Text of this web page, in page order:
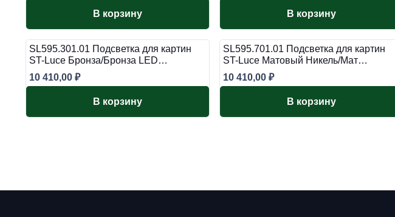
В корзину В корзину
SL595.301.01 Подсветка для картин
ST-Luce Бронза/Бронза LED…
10 410,00 ₽
В корзину
SL595.701.01 Подсветка для картин
ST-Luce Матовый Никель/Мат…
10 410,00 ₽
В корзину